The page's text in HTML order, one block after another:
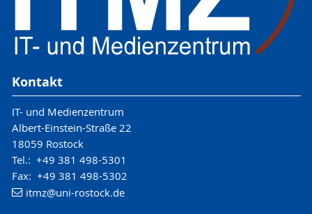
Kontakt
IT- und Medienzentrum
Albert-Einstein-Straße 22
18059 Rostock
Tel.: +49 381 498-5301
Fax: +49 381 498-5302
itmz@uni-rostock.de